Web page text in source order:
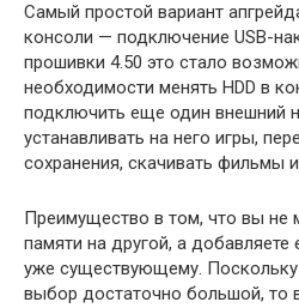
Самый простой вариант
консоли — подключение USB-
прошивки 4.50 это стало
необходимости менять HDD в
подключить еще один внешний
устанавливать на него игры,
сохранения, скачивать фильмы
Преимущество в том, что вы не
памяти на другой, а
уже существующему.
выбор достаточно большой, то